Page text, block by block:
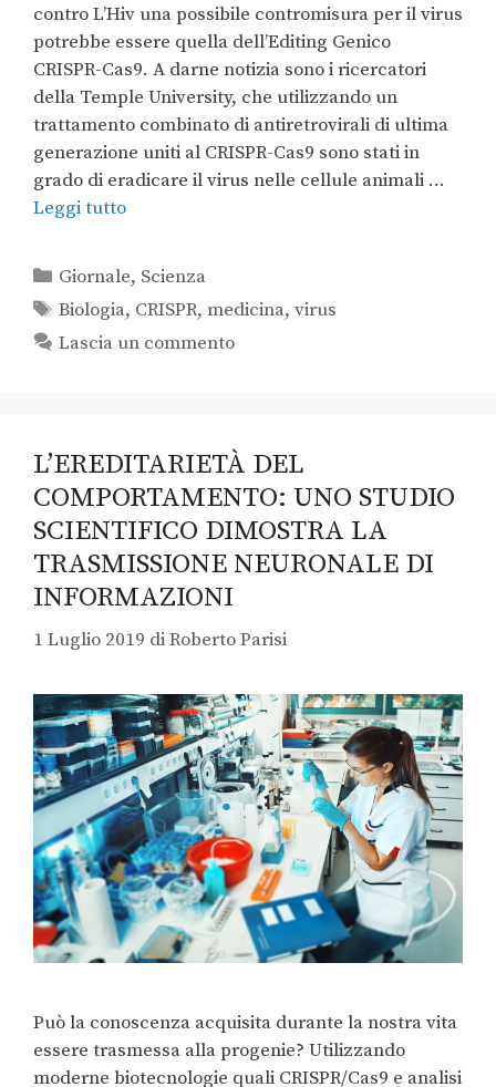
contro L’Hiv una possibile contromisura per il virus
potrebbe essere quella dell’Editing Genico
CRISPR-Cas9. A darne notizia sono i ricercatori
della Temple University, che utilizzando un
trattamento combinato di antiretrovirali di ultima
generazione uniti al CRISPR-Cas9 sono stati in
grado di eradicare il virus nelle cellule animali …
Leggi tutto
Giornale, Scienza
Biologia, CRISPR,medicina,virus
Lascia un commento
L’EREDITARIETÀ DEL
COMPORTAMENTO: UNO STUDIO
SCIENTIFICO DIMOSTRA LA
TRASMISSIONE NEURONALE DI
INFORMAZIONI
1 Luglio 2019 diRoberto Parisi
Può la conoscenza acquisita durante la nostra vita
essere trasmessa alla progenie? Utilizzando
moderne biotecnologie quali CRISPR/Cas9 e analisi